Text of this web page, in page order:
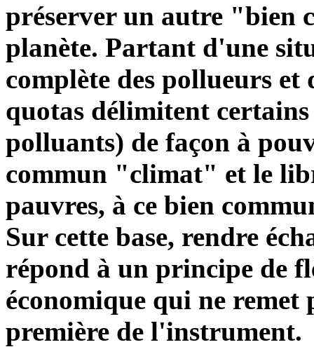
préserver un autre "bien
planète. Partant d'une
complète des pollueurs
quotas délimitent
polluants) de façon à
commun "climat" et le
pauvres, à ce bien
Sur cette base, rendre
répond à un principe de
économique qui ne remet
première de l'instrument.